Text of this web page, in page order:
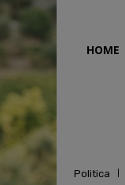
HOME
Politica